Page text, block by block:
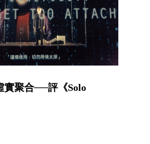
實聚合──評《Solo